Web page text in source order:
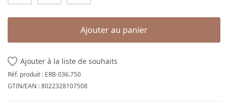
Ajouter au panier
Ajouter à la liste de souhaits
Réf. produit : ERB-036.750
GTIN/EAN :8022328107508